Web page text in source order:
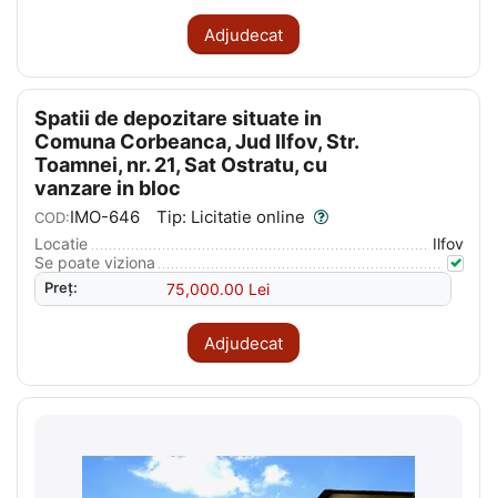
Adjudecat
Spatii de depozitare situate in
Comuna Corbeanca, Jud Ilfov, Str.
Toamnei, nr. 21, Sat Ostratu, cu
vanzare in bloc
COD:IMO-646 Tip: Licitatie online
Locatie
Ilfov
Se poate viziona
Preț: 75,000.00 Lei
Adjudecat